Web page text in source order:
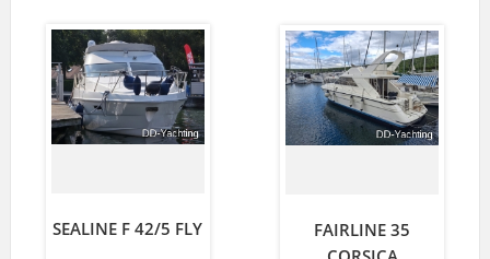
SEALINE F 42/5 FLY
FAIRLINE 35